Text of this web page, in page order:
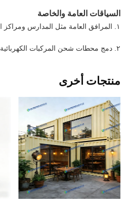
السياقات العامة والخاصة
١. المرافق العامة مثل المدارس ومراكز المجتمع
٢. دمج محطات شحن المركبات الكهربائية (EV)
منتجات أخرى